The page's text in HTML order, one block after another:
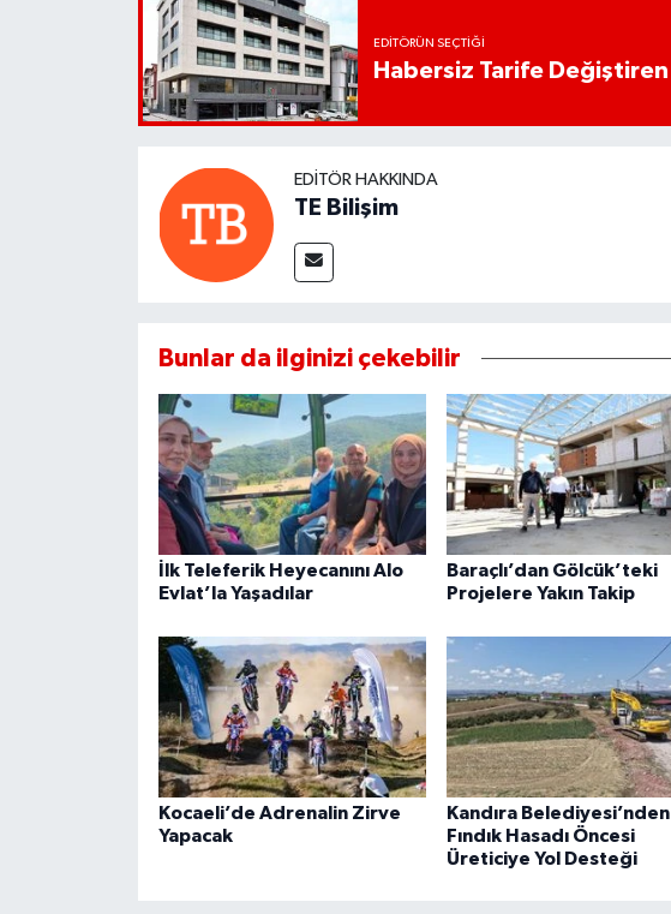
EDITÖRÜN SEÇTIĞI
Habersiz Tarife
EDITÖR HAKKINDA
TE Bilişim
Bunlar da ilginizi çekebilir
İlk Teleferik Heyecanını Alo
Evlat’la Yaşadılar
Baraçlı’dan Gölcük’teki
Projelere Yakın Takip
Kocaeli’de Adrenalin Zirve
Yapacak
Kandıra Belediyesi’nden
Fındık Hasadı Öncesi
Üreticiye Yol Desteği